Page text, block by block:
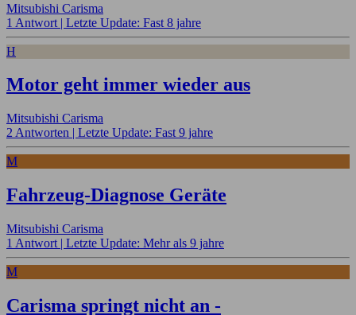
Mitsubishi Carisma
1 Antwort | Letzte Update: Fast 8 jahre
H
Motor geht immer wieder aus
Mitsubishi Carisma
2 Antworten | Letzte Update: Fast 9 jahre
M
Fahrzeug-Diagnose Geräte
Mitsubishi Carisma
1 Antwort | Letzte Update: Mehr als 9 jahre
M
Carisma springt nicht an -